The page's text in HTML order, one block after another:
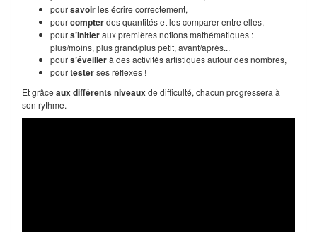
poursavoirles écrire correctement,
pourcompterdes quantités et les comparer entre elles,
pours’initieraux premières notions mathématiques :
plus/moins, plus grand/plus petit, avant/après...
pours’éveillerà des activités artistiques autour des nombres,
pourtesterses réflexes !
Et grâce aux différents niveauxde difficulté, chacun progressera à
son rythme.